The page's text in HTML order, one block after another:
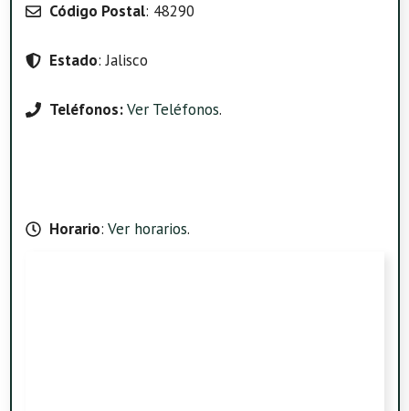
Código Postal: 48290
Estado: Jalisco
Teléfonos:Ver Teléfonos.
Horario: Ver horarios.